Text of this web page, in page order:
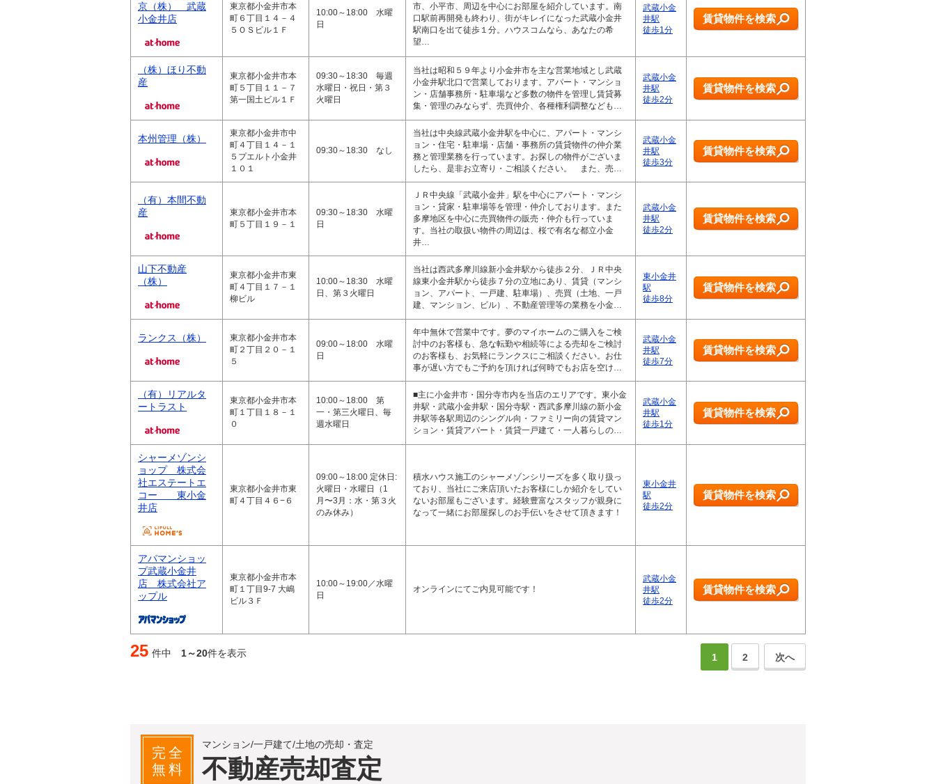
京（株） 武蔵
小金井店
東京都小金井市本
町６丁目１４－４
５ＯＳビル１Ｆ
10:00～18:00 水曜
日
市、小平市、周辺を中心にお部屋を紹介しています。南
口駅前再開発も終わり、街がキレイになった武蔵小金井
駅南口を出て徒歩１分。ハウスコムなら、あなたの希
望…
武蔵小金
井駅
徒歩1分
賃貸物件を検索
（株）ほり不動
産
東京都小金井市本
町５丁目１１－７
第一国土ビル１Ｆ
09:30～18:30 毎週
水曜日・祝日・第３
火曜日
当社は昭和５９年より小金井市を主な営業地域とし武蔵
小金井駅北口で営業しております。アパート・マンショ
ン・店舗事務所・駐車場など多数の物件を管理し賃貸募
集・管理のみならず、売買仲介、各種権利調整なども…
武蔵小金
井駅
徒歩2分
賃貸物件を検索
本州管理（株）
東京都小金井市中
町４丁目１４－１
５プエルト小金井
１０１
09:30～18:30 なし
当社は中央線武蔵小金井駅を中心に、アパート・マンシ
ョン・住宅・駐車場・店舗・事務所の賃貸物件の仲介業
務と管理業務を行っています。お探しの物件がございま
したら、是非お立寄り・ご相談ください。 また、売…
武蔵小金
井駅
徒歩3分
賃貸物件を検索
（有）本間不動
産
東京都小金井市本
町５丁目１９－１
09:30～18:30 水曜
日
ＪＲ中央線「武蔵小金井」駅を中心にアパート・マンシ
ョン・貸家・駐車場等を管理・仲介しております。また
多摩地区を中心に売買物件の販売・仲介も行っていま
す。当社の取扱い物件の周辺は、桜で有名な都立小金
井…
武蔵小金
井駅
徒歩2分
賃貸物件を検索
山下不動産
（株）
東京都小金井市東
町４丁目１７－１
柳ビル
10:00～18:30 水曜
日、第３火曜日
当社は西武多摩川線新小金井駅から徒歩２分、ＪＲ中央
線東小金井駅から徒歩７分の立地にあり、賃貸（マンシ
ョン、アパート、一戸建、駐車場）、売買（土地、一戸
建、マンション、ビル）、不動産管理等の業務を小金…
東小金井
駅
徒歩8分
賃貸物件を検索
ランクス（株）
東京都小金井市本
町２丁目２０－１
５
09:00～18:00 水曜
日
年中無休で営業中です。夢のマイホームのご購入をご検
討中のお客様も、急な転勤や相続等による売却をご検討
のお客様も、お気軽にランクスにご相談ください。お仕
事が遅い方でもご予約を頂ければ何時でもお店を空け…
武蔵小金
井駅
徒歩7分
賃貸物件を検索
（有）リアルタ
ートラスト
東京都小金井市本
町１丁目１８－１
０
10:00～18:00 第
一・第三火曜日、毎
週水曜日
■主に小金井市・国分寺市内を当店のエリアです。東小金
井駅・武蔵小金井駅・国分寺駅・西武多摩川線の新小金
井駅等各駅周辺のシングル向・ファミリー向の賃貸マン
ション・賃貸アパート・賃貸一戸建て・一人暮らしの…
武蔵小金
井駅
徒歩1分
賃貸物件を検索
シャーメゾンシ
ョップ 株式会
社エステートエ
コー 東小金
井店
東京都小金井市東
町４丁目４６−６
09:00～18:00 定休日:
火曜日・水曜日（1
月〜3月：水・第３火
のみ休み）
積水ハウス施工のシャーメゾンシリーズを多く取り扱っ
ており、当社にご来店頂いたお客様にしか紹介をしてい
ないお部屋もございます。経験豊富なスタッフが親身に
なって一緒にお部屋探しのお手伝いをさせて頂きます！
東小金井
駅
徒歩2分
賃貸物件を検索
アパマンショッ
プ武蔵小金井
店 株式会社ア
ップル
東京都小金井市本
町１丁目9-7 大嶋
ビル３Ｆ
10:00～19:00／水曜
日
オンラインにてご内見可能です！
武蔵小金
井駅
徒歩2分
賃貸物件を検索
25 件中 1～20件を表示 1 2 次へ
完全
無料
マンション/一戸建て/土地の売却・査定
不動産売却査定